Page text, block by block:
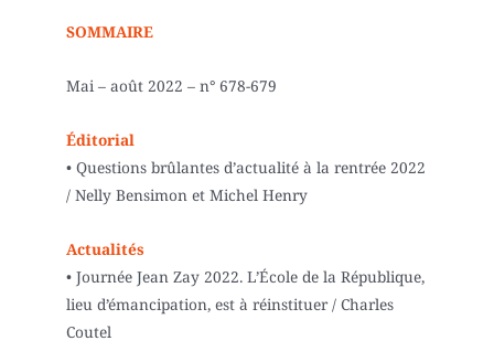
SOMMAIRE
Mai – août 2022 – n° 678-679
Éditorial
• Questions brûlantes d’actualité à la rentrée 2022
/ Nelly Bensimon et Michel Henry
Actualités
• Journée Jean Zay 2022. L’École de la République,
lieu d’émancipation, est à réinstituer / Charles
Coutel